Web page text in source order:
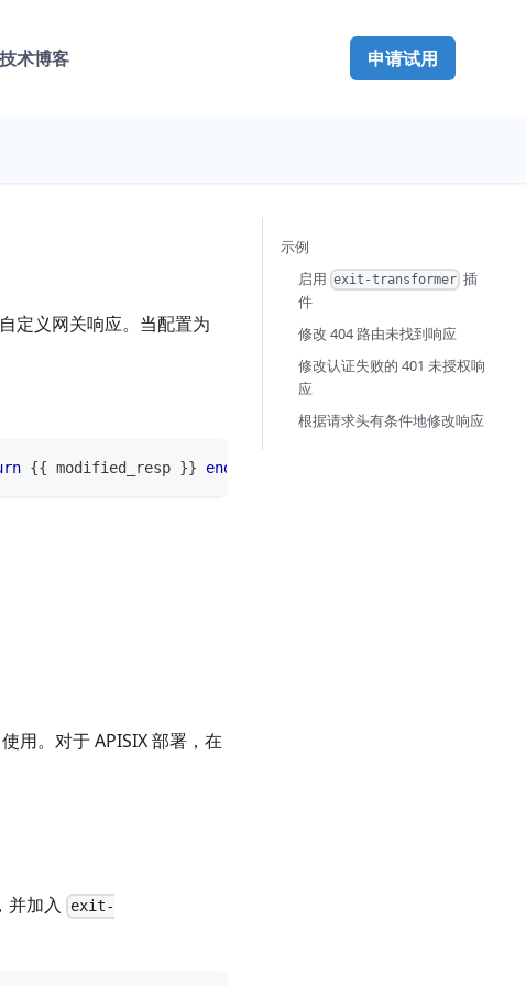
技术博客 申请试用
定义网关响应。当配置为
{{ modified_resp }} end
用。对于 APISIX 部署，在
并加入 exit-
示例
启用 exit-transformer 插
件
修改 404 路由未找到响应
修改认证失败的 401 未授权响
应
根据请求头有条件地修改响应